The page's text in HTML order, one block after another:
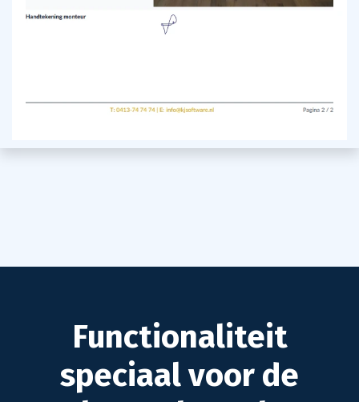
Functionaliteit
speciaal voor de